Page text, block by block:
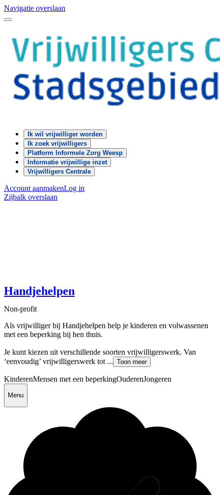
Navigatie overslaan
Ik wil vrijwilliger worden
Ik zoek vrijwilligers
Platform Informele Zorg Weesp
Informatie vrijwillige inzet
Vrijwilligers Centrale
Account aanmakenLog in
Zijbalk overslaan
Handjehelpen
Non-profit
Als vrijwilliger bij Handjehelpen help je kinderen en volwassenen
met een beperking bij hen thuis.
Je kunt kiezen uit verschillende soorten vrijwilligerswerk. Van
‘eenvoudig’ vrijwilligerswerk tot ... Toon meer
KinderenMensen met een beperkingOuderenJongeren
Menu